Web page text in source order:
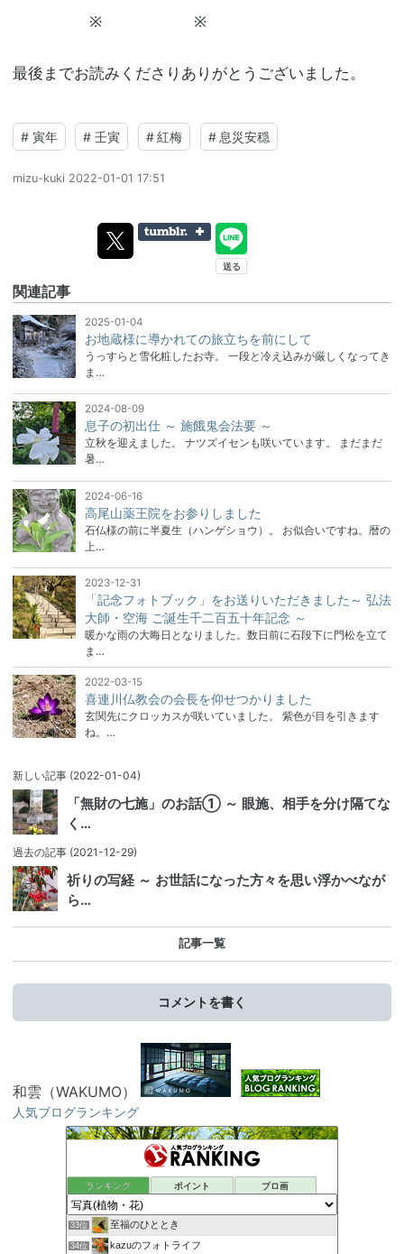
※ ※
最後までお読みくださりありがとうございました。
# 寅年 # 壬寅 # 紅梅 # 息災安穏
mizu-kuki 2022-01-01 17:51
関連記事
2025-01-04
お地蔵様に導かれての旅立ちを前にして
うっすらと雪化粧したお寺。 一段と冷え込みが厳しくなってき
ま…
2024-08-09
息子の初出仕 ～ 施餓鬼会法要 ～
立秋を迎えました。 ナツズイセンも咲いています。 まだまだ
暑…
2024-06-16
高尾山薬王院をお参りしました
石仏様の前に半夏生（ハンゲショウ）。 お似合いですね。暦の
上…
2023-12-31
「記念フォトブック」をお送りいただきました～ 弘法
大師・空海 ご誕生千二百五十年記念 ～
暖かな雨の大晦日となりました。数日前に石段下に門松を立て
ま…
2022-03-15
喜連川仏教会の会長を仰せつかりました
玄関先にクロッカスが咲いていました。 紫色が目を引きます
ね。…
新しい記事 (2022-01-04)
「無財の七施」のお話① ～ 眼施、相手を分け隔てな
く…
過去の記事 (2021-12-29)
祈りの写経 ～ お世話になった方々を思い浮かべなが
ら…
記事一覧
コメントを書く
和雲（WAKUMO）
人気ブログランキング
ランキング ポイント ブロ画
33位 至福のひととき
34位 kazuのフォトライフ